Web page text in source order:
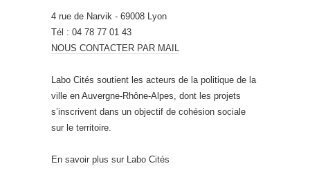
4 rue de Narvik - 69008 Lyon
Tél : 04 78 77 01 43
NOUS CONTACTER PAR MAIL
Labo Cités soutient les acteurs de la politique de la
ville en Auvergne-Rhône-Alpes, dont les projets
s’inscrivent dans un objectif de cohésion sociale
sur le territoire.
En savoir plus sur Labo Cités